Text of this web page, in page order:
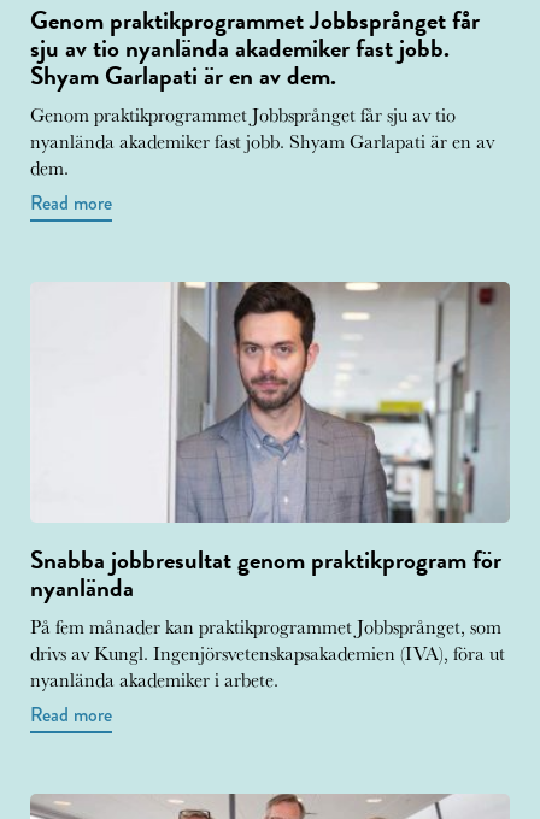
Genom praktikprogrammet Jobbsprånget får
sju av tio nyanlända akademiker fast jobb.
Shyam Garlapati är en av dem.
Genom praktikprogrammet Jobbsprånget får sju av tio
nyanlända akademiker fast jobb. Shyam Garlapati är en av
dem.
Read more
Snabba jobbresultat genom praktikprogram för
nyanlända
På fem månader kan praktikprogrammet Jobbsprånget, som
drivs av Kungl. Ingenjörsvetenskapsakademien (IVA), föra ut
nyanlända akademiker i arbete.
Read more